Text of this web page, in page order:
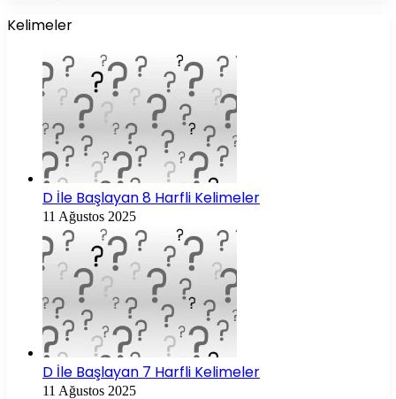
Kelimeler
D İle Başlayan 8 Harfli Kelimeler
11 Ağustos 2025
D İle Başlayan 7 Harfli Kelimeler
11 Ağustos 2025